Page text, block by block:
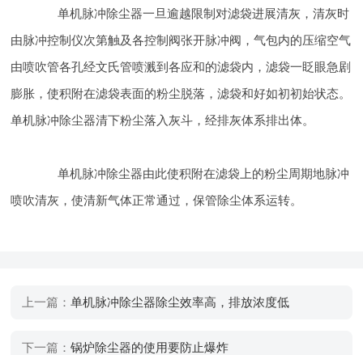
单机脉冲除尘器一旦逾越限制对滤袋进展清灰，清灰时
由脉冲控制仪次第触及各控制阀张开脉冲阀，气包内的压缩空气
由喷吹管各孔经文氏管喷溅到各应和的滤袋内，滤袋一眨眼急剧
膨胀，使积附在滤袋表面的粉尘脱落，滤袋和好如初初始状态。
单机脉冲除尘器清下粉尘落入灰斗，经排灰体系排出体。
单机脉冲除尘器由此使积附在滤袋上的粉尘周期地脉冲
喷吹清灰，使清新气体正常通过，保管除尘体系运转。
上一篇： 单机脉冲除尘器除尘效率高，排放浓度低
下一篇： 锅炉除尘器的使用要防止爆炸